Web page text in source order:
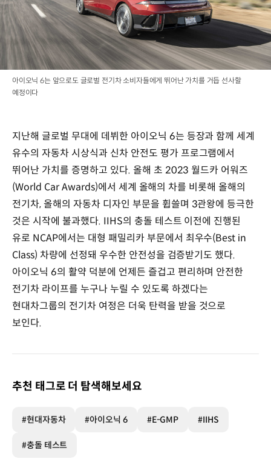
아이오닉 6는 앞으로도 글로벌 전기차 소비자들에게 뛰어난 가치를 거듭 선사할
예정이다
지난해 글로벌 무대에 데뷔한 아이오닉 6는 등장과 함께 세계
유수의 자동차 시상식과 신차 안전도 평가 프로그램에서
뛰어난 가치를 증명하고 있다. 올해 초 2023 월드카 어워즈
(World Car Awards)에서 세계 올해의 차를 비롯해 올해의
전기차, 올해의 자동차 디자인 부문을 휩쓸며 3관왕에 등극한
것은 시작에 불과했다. IIHS의 충돌 테스트 이전에 진행된
유로 NCAP에서는 대형 패밀리카 부문에서 최우수(Best in
Class) 차량에 선정돼 우수한 안전성을 검증받기도 했다.
아이오닉 6의 활약 덕분에 언제든 즐겁고 편리하며 안전한
전기차 라이프를 누구나 누릴 수 있도록 하겠다는
현대차그룹의 전기차 여정은 더욱 탄력을 받을 것으로
보인다.
추천 태그로 더 탐색해보세요
#현대자동차 #아이오닉 6 #E-GMP #IIHS
#충돌 테스트